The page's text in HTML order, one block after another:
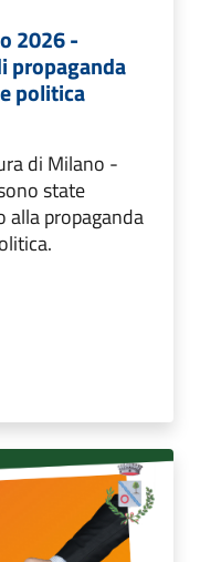
2026 -
propaganda
politica
di Milano -
state
propaganda